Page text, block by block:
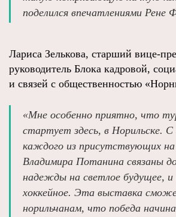
поделился впечатлениями Рене
Лариса Зелькова, старший
руководитель Блока кадровой,
и связей с общественностью
«Мне особенно приятно, что
стартует здесь, в Норильске.
каждого из присутствующих
Владимира Потанина связаны
надежды на светлое будущее, и
хоккейное. Эта выставка
норильчанам, что победа